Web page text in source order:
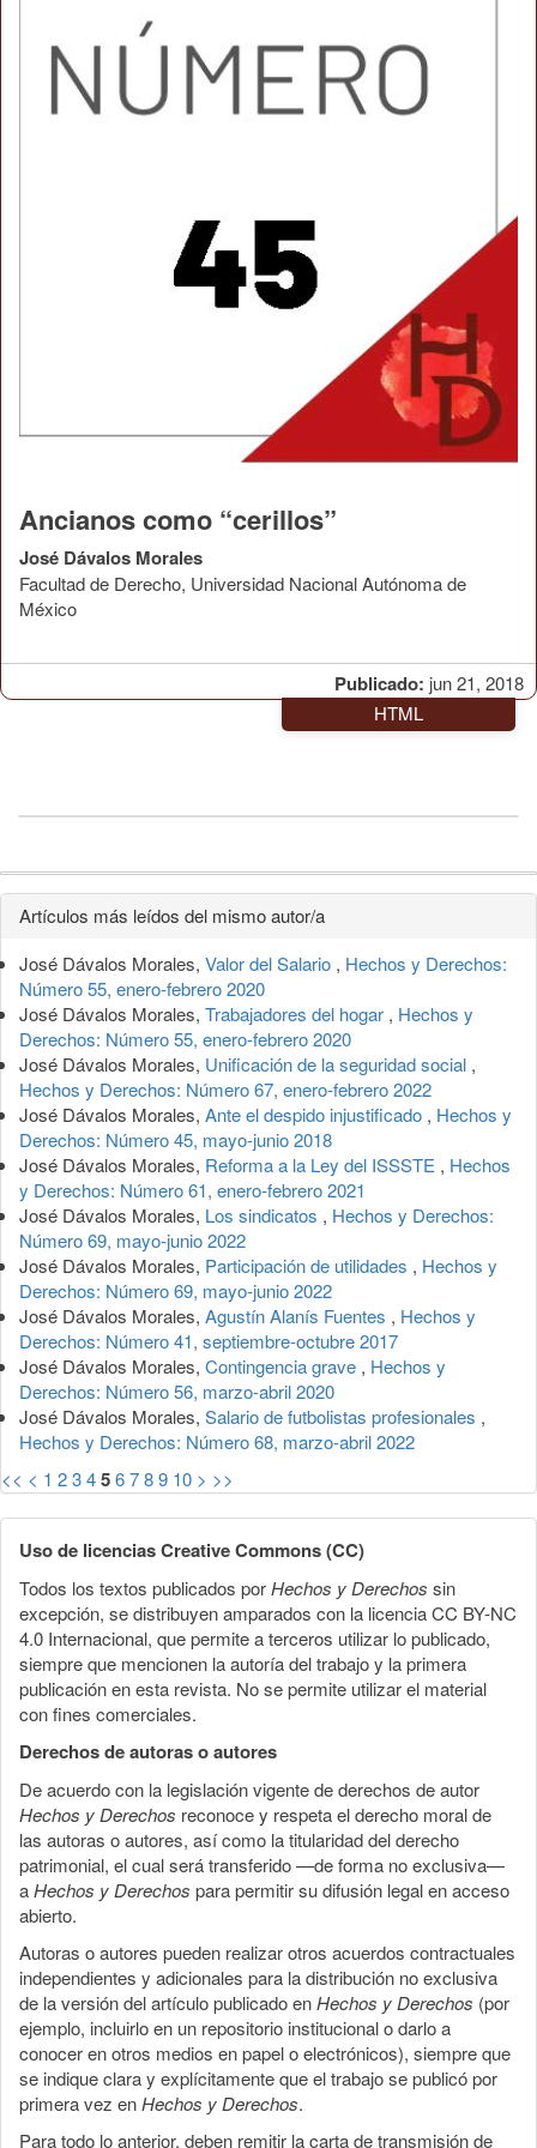
Publicado: jun 21, 2018
Ancianos como “cerillos”
José Dávalos Morales
Facultad de Derecho, Universidad Nacional Autónoma de
México
HTML
Detalles
del
artículo
Artículos más leídos del mismo autor/a
José Dávalos Morales, Valor del Salario , Hechos y Derechos:
Número 55, enero-febrero 2020
José Dávalos Morales, Trabajadores del hogar , Hechos y
Derechos: Número 55, enero-febrero 2020
José Dávalos Morales, Unificación de la seguridad social ,
Hechos y Derechos: Número 67, enero-febrero 2022
José Dávalos Morales, Ante el despido injustificado , Hechos y
Derechos: Número 45, mayo-junio 2018
José Dávalos Morales, Reforma a la Ley del ISSSTE , Hechos
y Derechos: Número 61, enero-febrero 2021
José Dávalos Morales, Los sindicatos , Hechos y Derechos:
Número 69, mayo-junio 2022
José Dávalos Morales, Participación de utilidades , Hechos y
Derechos: Número 69, mayo-junio 2022
José Dávalos Morales, Agustín Alanís Fuentes , Hechos y
Derechos: Número 41, septiembre-octubre 2017
José Dávalos Morales, Contingencia grave , Hechos y
Derechos: Número 56, marzo-abril 2020
José Dávalos Morales, Salario de futbolistas profesionales ,
Hechos y Derechos: Número 68, marzo-abril 2022
<< < 1 23456789 10 > >>
Uso de licencias Creative Commons (CC)
Todos los textos publicados porHechos y Derechos sin
excepción, se distribuyen amparados con la licencia CC BY-NC
4.0 Internacional, que permite a terceros utilizar lo publicado,
siempre que mencionen la autoría del trabajo y la primera
publicación en esta revista. No se permite utilizar el material
con fines comerciales.
Derechos de autoras o autores
De acuerdo con la legislación vigente de derechos de autor
Hechos y Derechos reconoce y respeta el derecho moral de
las autoras o autores, así como la titularidad del derecho
patrimonial, el cual será transferido —de forma no exclusiva—
aHechos y Derechos para permitir su difusión legal en acceso
abierto.
Autoras o autores pueden realizar otros acuerdos contractuales
independientes y adicionales para la distribución no exclusiva
de la versión del artículo publicado enHechos y Derechos (por
ejemplo, incluirlo en un repositorio institucional o darlo a
conocer en otros medios en papel o electrónicos), siempre que
se indique clara y explícitamente que el trabajo se publicó por
primera vez enHechos y Derechos.
Para todo lo anterior, deben remitir la carta de transmisión de